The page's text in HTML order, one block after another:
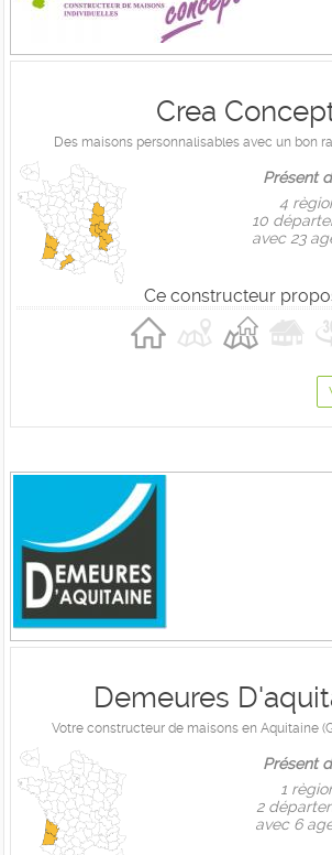
Crea
Des maisons personnalisables avec un bon
Présent
4
10
avec 23
Ce constructeur
Demeures
Votre constructeur de maisons en Aquitaine
Présent
1
2
avec 6